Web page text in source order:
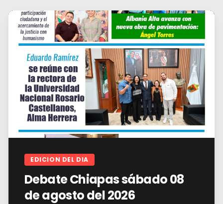
EDICION DEL DIA
Debate Chiapas sábado 08
de agosto del 2026